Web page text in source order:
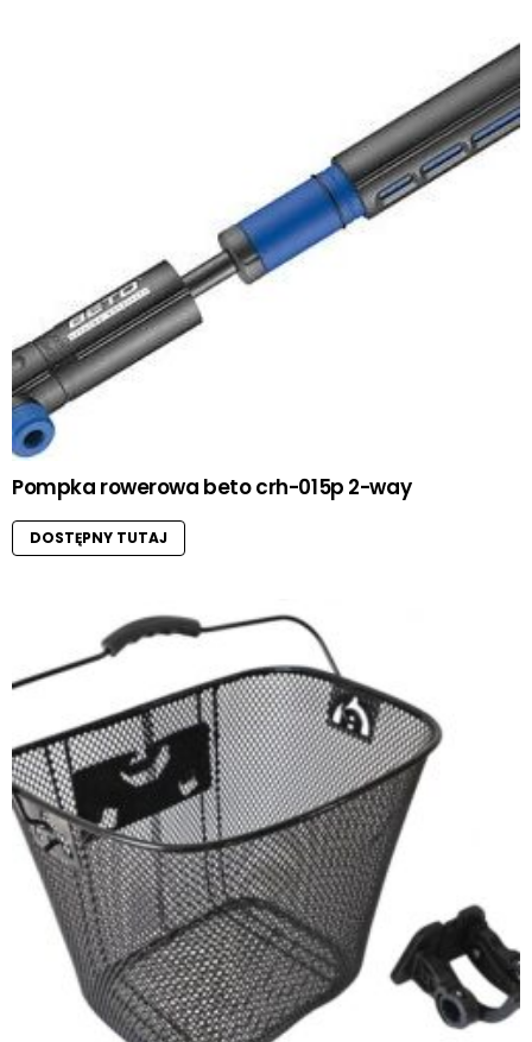
Pompka rowerowa beto crh-015p 2-way
DOSTĘPNY TUTAJ